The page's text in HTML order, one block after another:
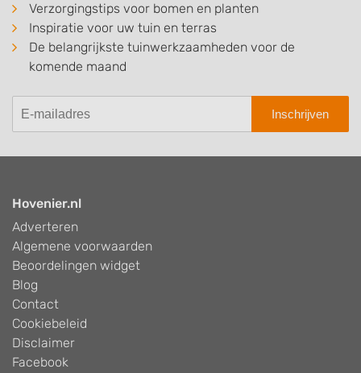
Verzorgingstips voor bomen en planten
Inspiratie voor uw tuin en terras
De belangrijkste tuinwerkzaamheden voor de
komende maand
Inschrijven
Hovenier.nl
Adverteren
Algemene voorwaarden
Beoordelingen widget
Blog
Contact
Cookiebeleid
Disclaimer
Facebook